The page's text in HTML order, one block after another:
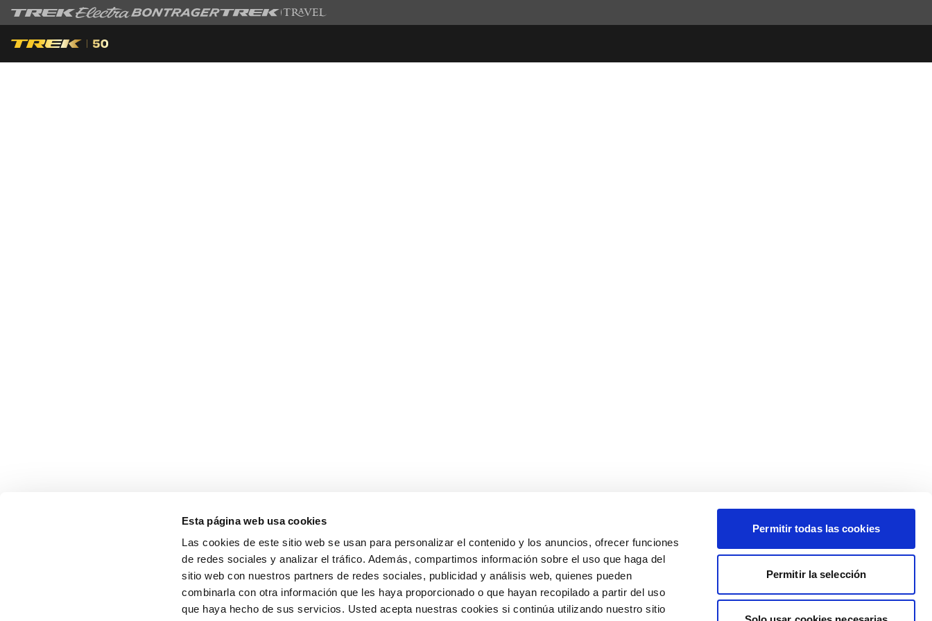
Esta página web usa cookies
Las cookies de este sitio web se usan para personalizar el contenido y los anuncios, ofrecer funciones
de redes sociales y analizar el tráfico. Además, compartimos información sobre el uso que haga del
sitio web con nuestros partners de redes sociales, publicidad y análisis web, quienes pueden
combinarla con otra información que les haya proporcionado o que hayan recopilado a partir del uso
que haya hecho de sus servicios. Usted acepta nuestras cookies si continúa utilizando nuestro sitio
Permitir todas las cookies
Permitir la selección